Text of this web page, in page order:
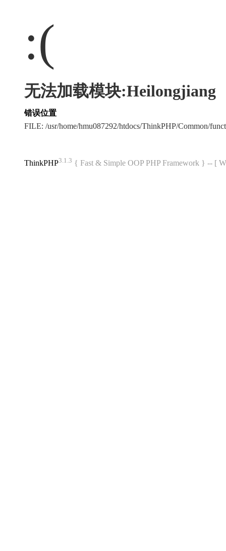
:(
无法加载模块:Heilongjiang
错误位置
FILE: /usr/home/hmu087292/htdocs/ThinkPHP/Common/
ThinkPHP3.1.3 { Fast & Simple OOP PHP Framework } -- [